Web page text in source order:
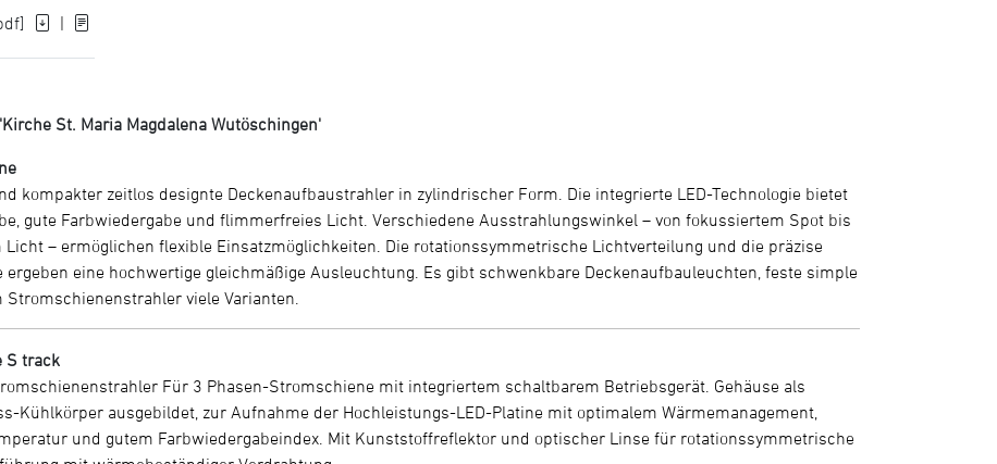
|
St. Maria Magdalena Wutöschingen'
kompakter zeitlos designte Deckenaufbaustrahler in zylindrischer Form. Die integrierte LED-Technologie bietet
gute Farbwiedergabe und flimmerfreies Licht. Verschiedene Ausstrahlungswinkel – von fokussiertem Spot bis
– ermöglichen flexible Einsatzmöglichkeiten. Die rotationssymmetrische Lichtverteilung und die präzise
ergeben eine hochwertige gleichmäßige Ausleuchtung. Es gibt schwenkbare Deckenaufbauleuchten, feste simple
viele Varianten.
S track
Für 3 Phasen-Stromschiene mit integriertem schaltbarem Betriebsgerät. Gehäuse als
Kühlkörper ausgebildet, zur Aufnahme der Hochleistungs-LED-Platine mit optimalem Wärmemanagement,
und gutem Farbwiedergabeindex. Mit Kunststoffreflektor und optischer Linse für rotationssymmetrische